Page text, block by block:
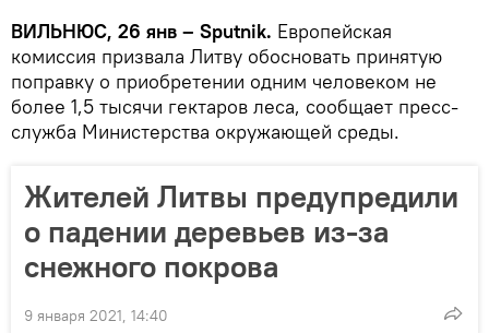
ВИЛЬНЮС, 26 янв – Sputnik. Европейская
комиссия призвала Литву обосновать принятую
поправку о приобретении одним человеком не
более 1,5 тысячи гектаров леса, сообщает пресс-
служба Министерства окружающей среды.
Жителей Литвы предупредили
о падении деревьев из-за
снежного покрова
9 января 2021, 14:40